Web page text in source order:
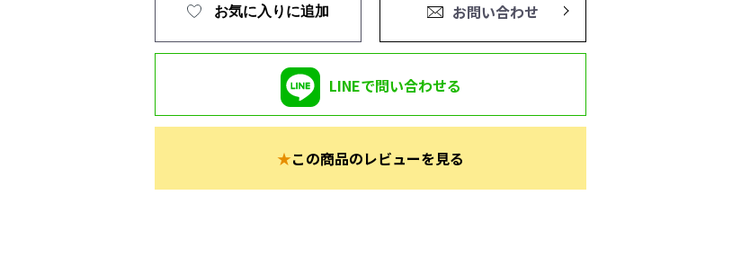
お気に入りに追加 お問い合わせ
LINEで問い合わせる
★この商品のレビューを見る